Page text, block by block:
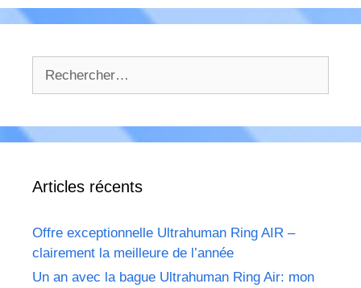
Articles récents
Offre exceptionnelle Ultrahuman Ring AIR –
clairement la meilleure de l’année
Un an avec la bague Ultrahuman Ring Air: mon